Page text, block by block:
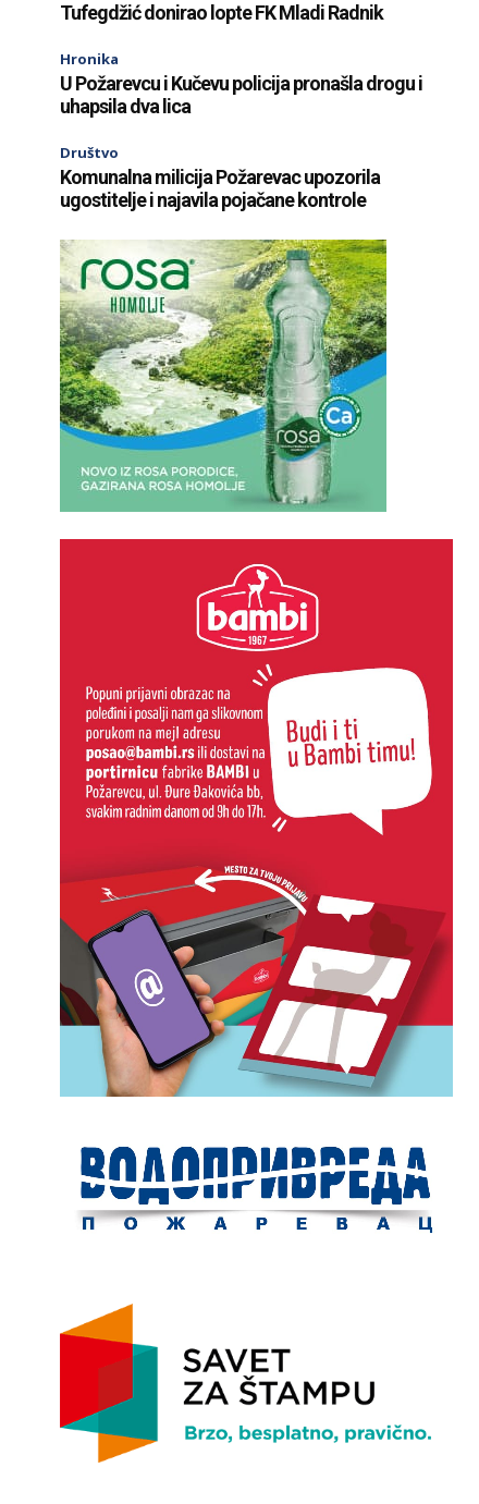
Tufegdžić donirao lopte FK Mladi Radnik
Hronika
U Požarevcu i Kučevu policija pronašla drogu i
uhapsila dva lica
Društvo
Komunalna milicija Požarevac upozorila
ugostitelje i najavila pojačane kontrole